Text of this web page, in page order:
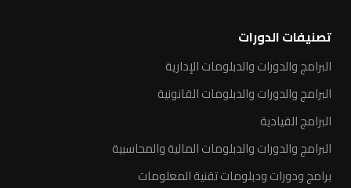
تصنيفات الدورات
البرامج والدورات والدبلومات الإدارية
البرامج والدورات والدبلومات القانونية
البرامج القيادية
البرامج والدورات والدبلومات المالية والمحاسبية
برامج ودورات ودبلومات تقنية المعلومات